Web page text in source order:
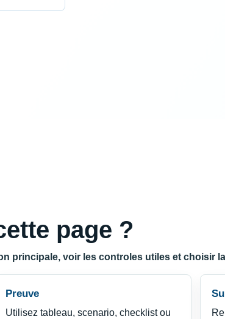
page ?
principale, voir les controles utiles et choisir
Preuve
Utilisez tableau, scenario, checklist ou